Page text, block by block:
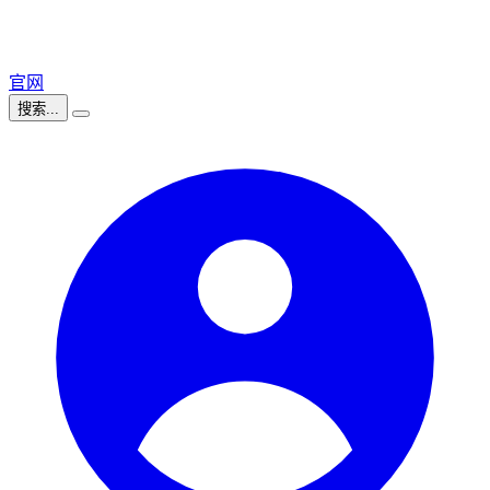
官网
搜索...